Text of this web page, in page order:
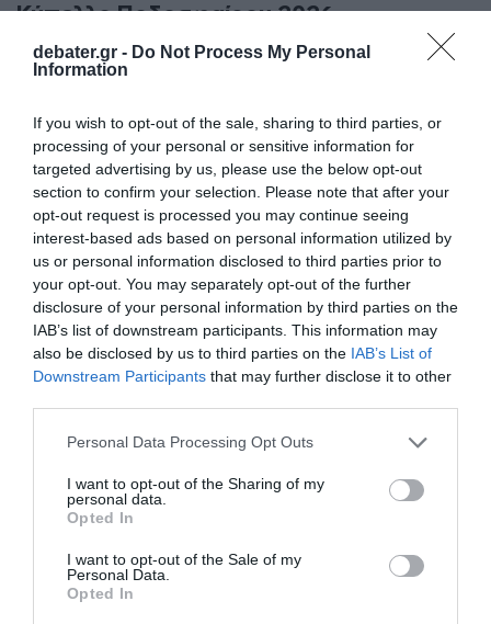
debater.gr - Do Not Process My Personal
Information
If you wish to opt-out of the sale, sharing to third parties, or
processing of your personal or sensitive information for
targeted advertising by us, please use the below opt-out
section to confirm your selection. Please note that after your
opt-out request is processed you may continue seeing
interest-based ads based on personal information utilized by
us or personal information disclosed to third parties prior to
your opt-out. You may separately opt-out of the further
disclosure of your personal information by third parties on the
IAB’s list of downstream participants. This information may
also be disclosed by us to third parties on the IAB’s List of
Downstream Participants that may further disclose it to other
Please note that this website/app uses one or more Google
not limited to your visit or usage behaviour. You may click to
grant or deny consent to Google and its third-party tags to
use your data for below specified purposes in below Google
consent section.
Personal Data Processing Opt Outs
I want to opt-out of the Sharing of my
personal data.
Opted In
I want to opt-out of the Sale of my
Personal Data.
Opted In
Κύπελλο Ποδοσφαίρου 2026
07:00 ΕΡΤ1 Αυστραλία – Τουρκία
Προσθήκη ως προτεινόμενη
πηγή στην Google
Ειδήσεις σήμερα
To Ιράν θα διατηρήσει τον αποκλεισμό των
Στενών του Ορμούζ έως ότου οι ΗΠΑ
αποδεχθούν “όλους” τους όρους της
τελευταίες ημέρες – Στην Αττική τα
περισσότερα κρούσματα
ΠΑΣΟΚ: Η «Εστία» ανάλωσε τη μισή ύλη
της για να μην πει απολύτως τίποτα και να
επαναλάβει το φαντασιόπληκτο ρεπορτάζ